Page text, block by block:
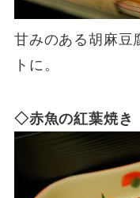
甘みのある胡麻豆
トに。
◇赤魚の紅葉焼き